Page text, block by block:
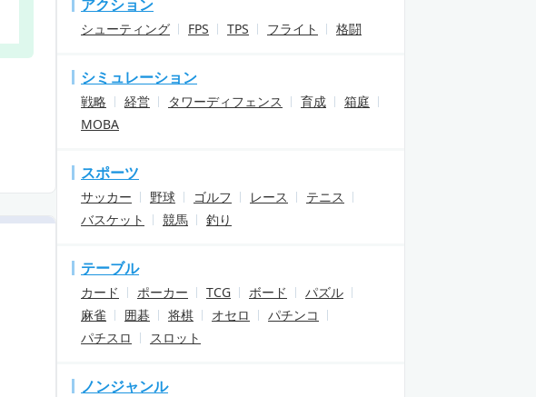
アクション
シューティング FPS TPS フライト 格闘
シミュレーション
戦略 経営 タワーディフェンス 育成
箱庭
MOBA
スポーツ
サッカー 野球 ゴルフ レース
テニス
バスケット
競馬 釣り
テーブル
カード ポーカー TCG ボード
パズル
麻雀
囲碁 将棋 オセロ
パチンコ
パチスロ
スロット
ノンジャンル